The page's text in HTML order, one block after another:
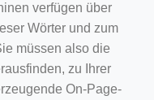
verfügen über
Wörter und zum
müssen also die
zu Ihrer
On-Page-